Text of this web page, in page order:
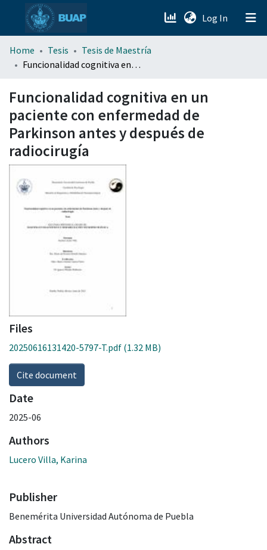
Log In (current)
menu.section.about_menu
Home Tesis
Tesis de Maestría
Funcionalidad cognitiva en un paciente con enfermedad de Parkinson antes y después de radiocirugía
Funcionalidad cognitiva en un
paciente con enfermedad de
Parkinson antes y después de
radiocirugía
Files
20250616131420-5797-T.pdf (1.32 MB)
Cite document
Date
2025-06
Authors
Lucero Villa, Karina
Publisher
Benemérita Universidad Autónoma de Puebla
Abstract